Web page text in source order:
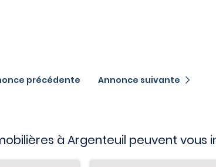
précédente Annonce suivante
à Argenteuil peuvent vous